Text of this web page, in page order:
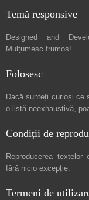
Temă responsive
Designed and
Mulțumesc frumos!
Folosesc
Dacă sunteți curioși ce
o listă neexhaustivă,
Condiții de
Reproducerea
fără nicio excepție.
Termeni de